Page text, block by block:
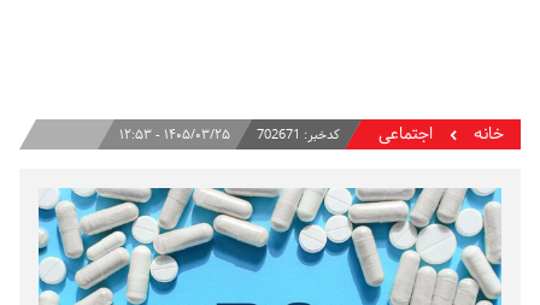
خانه اجتماعی کدخبر: 702671 ۱۴۰۵/۰۳/۲۵ - ۱۲:۵۳